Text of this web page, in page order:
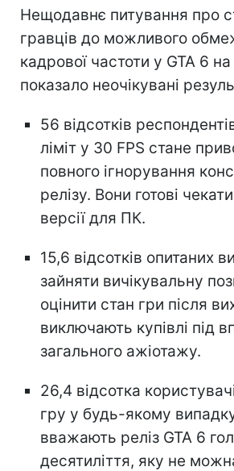
Нещодавнє питування про
гравців до можливого
кадрової частоти у GTA 6 на
показало неочікувані
56 відсотків
ліміт у 30 FPS стане
повного ігнорування
релізу. Вони готові
версії для ПК.
15,6 відсотків опитаних
зайняти вичікувальну
оцінити стан гри після
виключають купівлі під
загального ажіотажу.
26,4 відсотка
гру у будь-якому
вважають реліз GTA 6
десятиліття, яку не